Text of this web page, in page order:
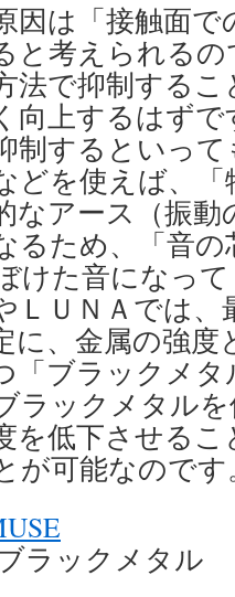
因は「接触面
と考えられる
法で抑制する
向上するはずで
制するといっ
どを使えば、
なアース（振
るため、「音
けた音になっ
ＬＵＮＡでは
に、金属の強
「ブラックメ
ラックメタル
を低下させる
が可能なのです
ラックメタル